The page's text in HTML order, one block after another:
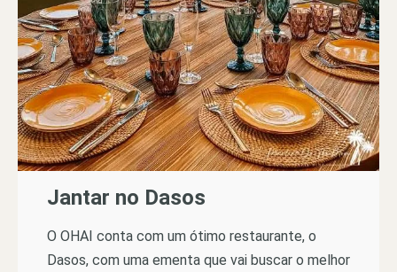
Jantar no Dasos
O OHAI conta com um ótimo restaurante, o
Dasos, com uma ementa que vai buscar o melhor